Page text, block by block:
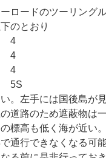
ロードのツーリング
のとおり
4
4
4
5S
。左手には国後島が
道路のため遮蔽物は
標高も低く海が近い
通行できなくなる可